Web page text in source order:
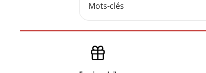
Mots-clés